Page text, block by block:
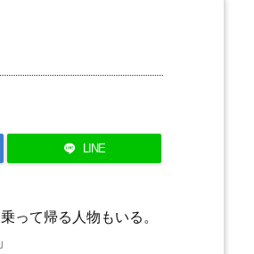
LINE
って帰る人物もいる。